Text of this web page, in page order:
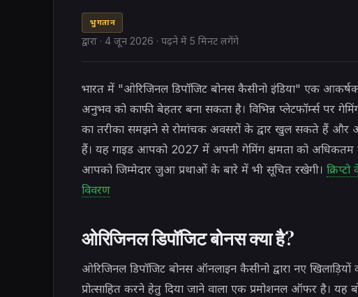
भुगतान
द्वारा · 4 जून 2026 · पढ़ने में 5 मिनट लगेंगे
भारत में "ओरिजिनल डिपॉजिट बोनस कैसीनो इंडिया" एक
अनुभव को काफी बेहतर बना सकता है। विभिन्न प्लेटफॉर्म्स पर
का तरीका समझने से रोमांचक अवसरों के द्वार खुल सकते हैं
हैं। यह गाइड आपको 2027 में अपनी गेमिंग क्षमता को
आपको जिम्मेदार जुआ प्रथाओं के बारे में भी सूचित रखेगी।
विवरण
ओरिजिनल डिपॉजिट बोनस क्या है?
ओरिजिनल डिपॉजिट बोनस ऑनलाइन कैसीनो द्वारा नए
प्रोत्साहित करने हेतु दिया जाने वाला एक प्रमोशनल ऑफर है।